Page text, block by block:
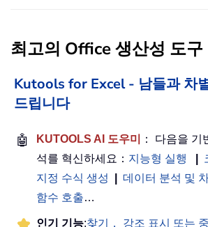
최고의 Office 생산성 도구
Kutools for Excel - 남들과 차
드립니다
🤖 KUTOOLS AI 도우미
： 다음을
석를 혁신하세요： 지능형 실행
지정 수식 생성
데이터 분석 및
함수 호출…
인기 기능:찾기， 강조 표시 또는